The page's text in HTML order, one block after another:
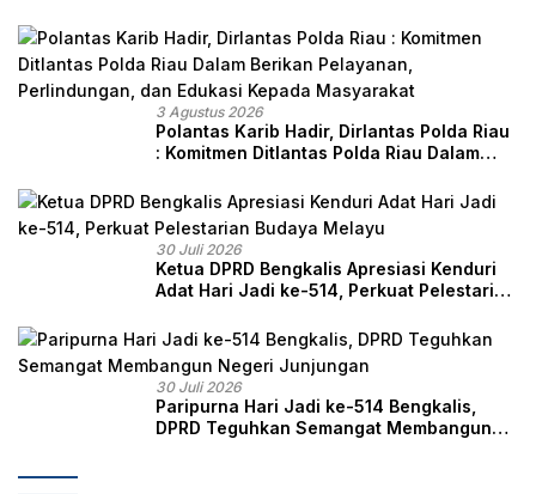
3 Agustus 2026
Polantas Karib Hadir, Dirlantas Polda Riau
: Komitmen Ditlantas Polda Riau Dalam
Edukasi Kepada Masyarakat
30 Juli 2026
Ketua DPRD Bengkalis Apresiasi Kenduri
Adat Hari Jadi ke-514, Perkuat Pelestarian
30 Juli 2026
Paripurna Hari Jadi ke-514 Bengkalis,
DPRD Teguhkan Semangat Membangun